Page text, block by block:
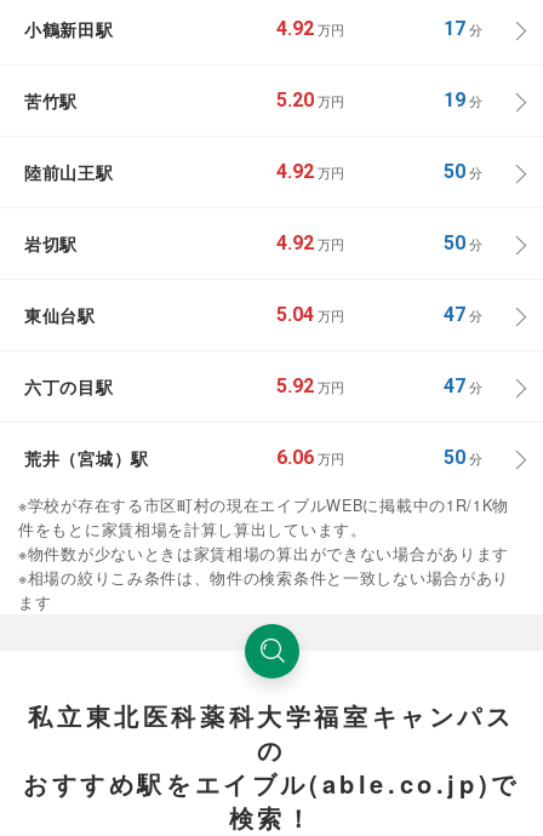
小鶴新田駅 4.92 万円 17分
苦竹駅 5.20 万円 19分
陸前山王駅 4.92 万円 50分
岩切駅 4.92 万円 50分
東仙台駅 5.04 万円 47分
六丁の目駅 5.92 万円 47分
荒井（宮城）駅 6.06 万円 50分
※学校が存在する市区町村の現在エイブルWEBに掲載中の1R/1K物
件をもとに家賃相場を計算し算出しています。
※物件数が少ないときは家賃相場の算出ができない場合があります
※相場の絞りこみ条件は、物件の検索条件と一致しない場合があり
ます
私立東北医科薬科大学福室キャンパス
の
おすすめ駅をエイブル(able.co.jp)で
検索！